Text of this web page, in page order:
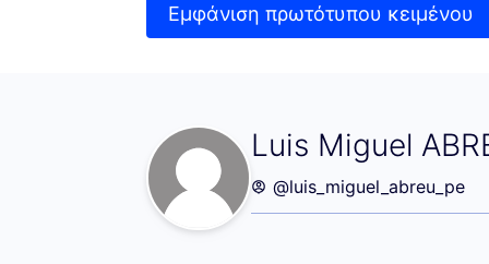
Εμφάνιση πρωτότυπου κειμένου
Luis Miguel
Η
@luis_miguel_abreu_pe